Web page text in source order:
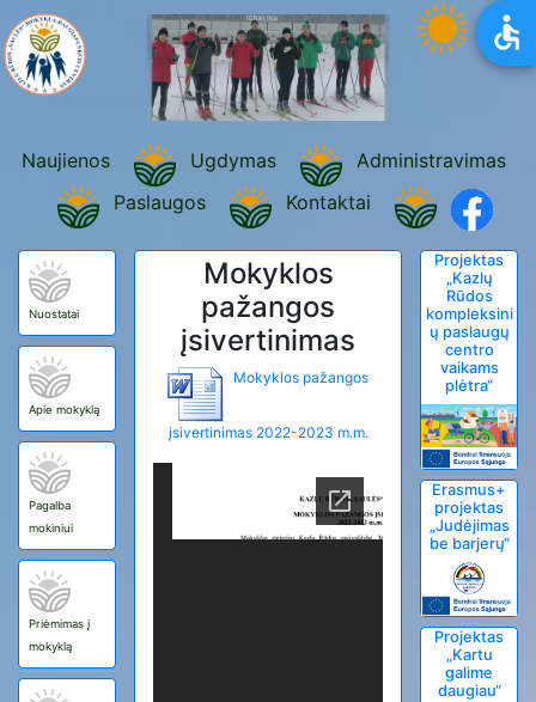
Naujienos Ugdymas
Administravimas
Paslaugos
Kontaktai
Nuostatai
Apie mokyklą
Pagalba
mokiniui
Priėmimas į
mokyklą
Mokyklos
pažangos
įsivertinimas
Mokyklos pažangos
įsivertinimas 2022-2023 m.m.
Projektas
„Kazlų
Rūdos
kompleksini
ų paslaugų
centro
vaikams
plėtra“
Erasmus+
projektas
„Judėjimas
be barjerų“
Projektas
„Kartu
galime
daugiau“